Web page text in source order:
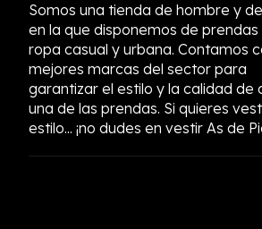
Somos una tienda de hombre y
en la que disponemos de prendas
ropa casual y urbana. Contamos
mejores marcas del sector para
garantizar el estilo y la calidad de
una de las prendas. Si quieres
estilo... ¡no dudes en vestir As de